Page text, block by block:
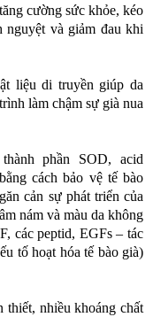
cường sức khỏe, kéo
nguyệt và giảm đau khi
liệu di truyền giúp da
làm chậm sự già nua
phần SOD, acid
cách bảo vệ tế bào
cản sự phát triển của
nám và màu da không
các peptid, EGFs – tác
tố hoạt hóa tế bào già)
nhiều khoáng chất